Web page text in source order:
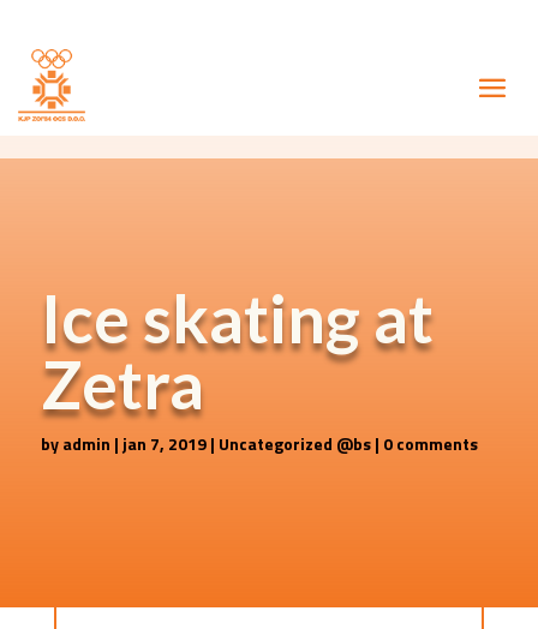
Ice skating at
Zetra
byadmin | jan 7, 2019| Uncategorized @bs| 0 comments